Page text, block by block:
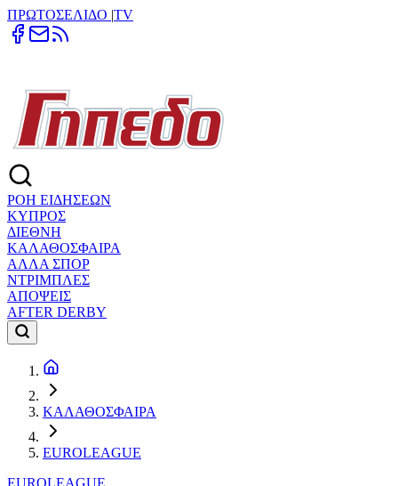
ΠΡΩΤΟΣΕΛΙΔΟ |TV
ΡΟΗ ΕΙΔΗΣΕΩΝ
ΚΥΠΡΟΣ
ΔΙΕΘΝΗ
ΚΑΛΑΘΟΣΦΑΙΡΑ
ΑΛΛΑ ΣΠΟΡ
ΝΤΡΙΜΠΛΕΣ
ΑΠΟΨΕΙΣ
AFTER DERBY
ΚΑΛΑΘΟΣΦΑΙΡΑ
EUROLEAGUE
EUROLEAGUE